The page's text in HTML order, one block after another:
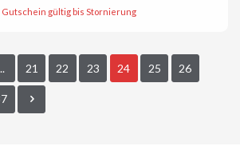
Gutschein gültig bis Stornierung
21 22 23 24 25 26